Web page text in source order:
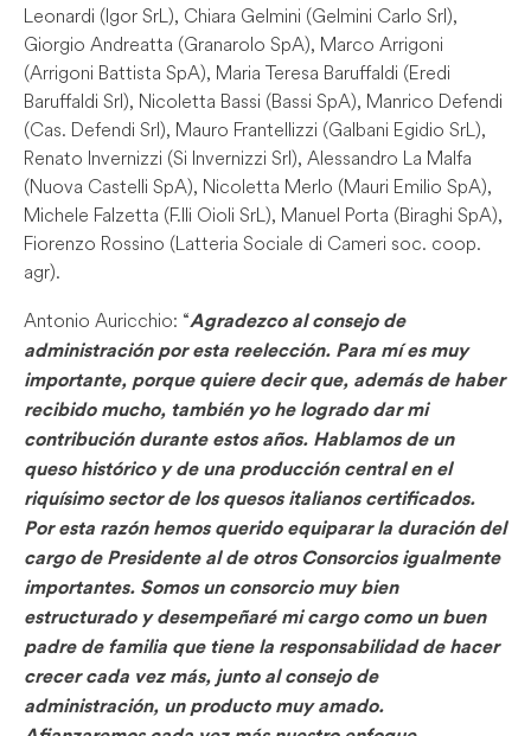
Leonardi (Igor SrL), Chiara Gelmini (Gelmini Carlo Srl),
Giorgio Andreatta (Granarolo SpA), Marco Arrigoni
(Arrigoni Battista SpA), Maria Teresa Baruffaldi (Eredi
Baruffaldi Srl), Nicoletta Bassi (Bassi SpA), Manrico Defendi
(Cas. Defendi Srl), Mauro Frantellizzi (Galbani Egidio SrL),
Renato Invernizzi (Si Invernizzi Srl), Alessandro La Malfa
(Nuova Castelli SpA), Nicoletta Merlo (Mauri Emilio SpA),
Michele Falzetta (F.lli Oioli SrL), Manuel Porta (Biraghi SpA),
Fiorenzo Rossino (Latteria Sociale di Cameri soc. coop.
agr).
Antonio Auricchio: “Agradezco al consejo de
administración por esta reelección. Para mí es muy
importante, porque quiere decir que, además de haber
recibido mucho, también yo he logrado dar mi
contribución durante estos años. Hablamos de un
queso histórico y de una producción central en el
riquísimo sector de los quesos italianos certificados.
Por esta razón hemos querido equiparar la duración del
cargo de Presidente al de otros Consorcios igualmente
importantes. Somos un consorcio muy bien
estructurado y desempeñaré mi cargo como un buen
padre de familia que tiene la responsabilidad de hacer
crecer cada vez más, junto al consejo de
administración, un producto muy amado.